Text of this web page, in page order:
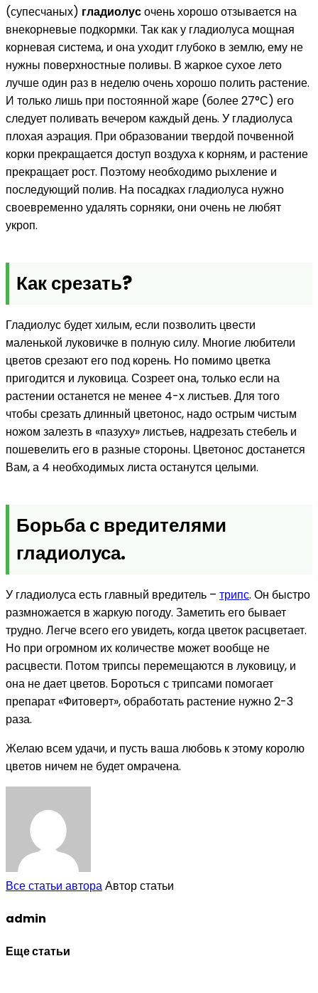
(супесчаных) гладиолусочень хорошо отзывается на
внекорневые подкормки. Так как у гладиолуса мощная
корневая система, и она уходит глубоко в землю, ему не
нужны поверхностные поливы. В жаркое сухое лето
лучше один раз в неделю очень хорошо полить растение.
И только лишь при постоянной жаре (более 27°С) его
следует поливать вечером каждый день. У гладиолуса
плохая аэрация. При образовании твердой почвенной
корки прекращается доступ воздуха к корням, и растение
прекращает рост. Поэтому необходимо рыхление и
последующий полив. На посадках гладиолуса нужно
своевременно удалять сорняки, они очень не любят
укроп.
Как срезать?
Гладиолус будет хилым, если позволить цвести
маленькой луковичке в полную силу. Многие любители
цветов срезают его под корень. Но помимо цветка
пригодится и луковица. Созреет она, только если на
растении останется не менее 4-х листьев. Для того
чтобы срезать длинный цветонос, надо острым чистым
ножом залезть в «пазуху» листьев, надрезать стебель и
пошевелить его в разные стороны. Цветонос достанется
Вам, а 4 необходимых листа останутся целыми.
Борьба с вредителями
гладиолуса.
У гладиолуса есть главный вредитель – трипс. Он быстро
размножается в жаркую погоду. Заметить его бывает
трудно. Легче всего его увидеть, когда цветок расцветает.
Но при огромном их количестве может вообще не
расцвести. Потом трипсы перемещаются в луковицу, и
она не дает цветов. Бороться с трипсами помогает
препарат «Фитоверт», обработать растение нужно 2-3
раза.
Желаю всем удачи, и пусть ваша любовь к этому королю
цветов ничем не будет омрачена.
Все статьи автораАвтор статьи
admin
Еще статьи